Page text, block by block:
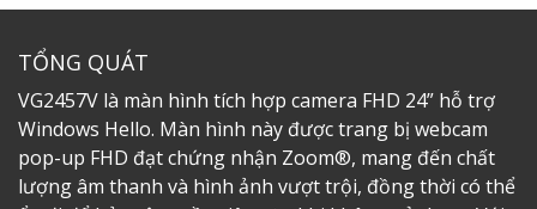
TỔNG QUÁT
VG2457V là màn hình tích hợp camera FHD 24” hỗ trợ
Windows Hello. Màn hình này được trang bị webcam
pop-up FHD đạt chứng nhận Zoom®, mang đến chất
lượng âm thanh và hình ảnh vượt trội, đồng thời có thể